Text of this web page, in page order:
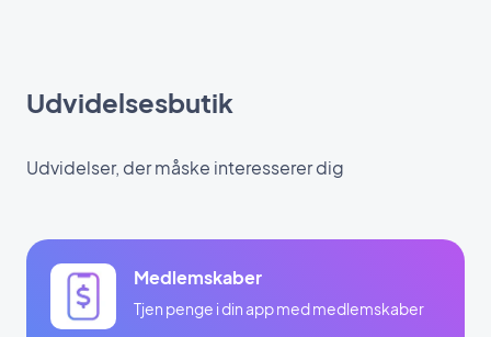
Udvidelsesbutik
Udvidelser, der måske interesserer dig
Medlemskaber
Tjen penge i din app med medlemskaber